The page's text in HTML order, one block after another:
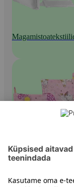
Muud vooditekstiilid